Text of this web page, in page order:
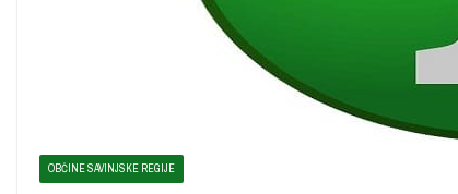
OBČINE SAVINJSKE REGIJE